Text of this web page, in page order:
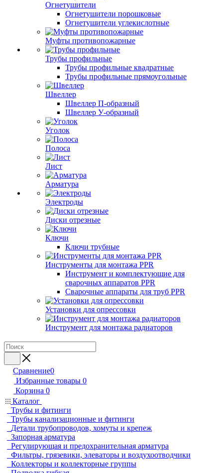
Огнетушители
Огнетушители порошковые
Огнетушители углекислотные
Муфты противопожарные
Трубы профильные
Трубы профильные квадратные
Трубы профильные прямоугольные
Швеллер
Швеллер П-образный
Швеллер У-образный
Уголок
Полоса
Лист
Арматура
Электроды
Диски отрезные
Ключи
Ключи трубные
Инструменты для монтажа PPR
Инструмент и комплектующие для
сварочных аппаратов PPR
Сварочные аппараты для труб PPR
Установки для опрессовки
Инструмент для монтажа радиаторов
Сравнение0
Избранные товары 0
Корзина 0
Каталог
Трубы и фитинги
Трубы канализационные и фитинги
Детали трубопроводов, хомуты и крепеж
Запорная арматура
Регулирующая и предохранительная арматура
Фильтры, грязевики, элеваторы и воздухоотводчики
Коллекторы и коллекторные группы